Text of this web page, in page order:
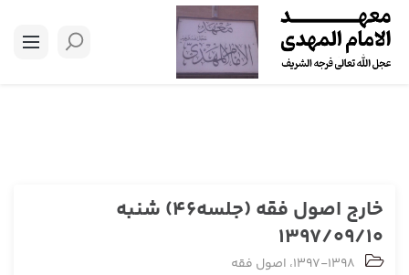
خارج اصول فقه (جلسه46) شنبه
1397/09/10
1397-1398، اصول فقه